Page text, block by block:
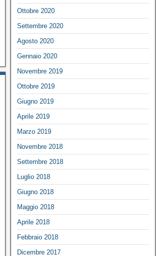
Ottobre 2020
Settembre 2020
Agosto 2020
Gennaio 2020
Novembre 2019
Ottobre 2019
Giugno 2019
Aprile 2019
Marzo 2019
Novembre 2018
Settembre 2018
Luglio 2018
Giugno 2018
Maggio 2018
Aprile 2018
Febbraio 2018
Dicembre 2017